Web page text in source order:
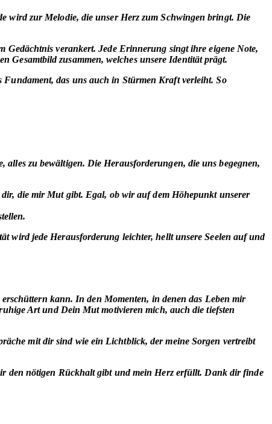
wird zur Melodie, die unser Herz zum Schwingen bringt. Die
Gedächtnis verankert.Jede Erinnerung singt ihre eigene Note,
Gesamtbild zusammen, welches unsere Identität prägt.
das uns auch in Stürmen Kraft verleiht. So
zu bewältigen. Die Herausforderungen, die uns begegnen,
die mir Mut gibt. Egal, ob wir auf dem Höhepunkt unserer
wird jede Herausforderung leichter, hellt unsere Seelen auf und
kann. In den Momenten, in denen das Leben mir
Art und Dein Mut motivieren mich, auch die tiefsten
mit dir sind wie ein Lichtblick, der meine Sorgen vertreibt
den nötigen Rückhalt gibt und mein Herz erfüllt. Dank dir finde